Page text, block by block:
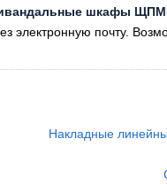
шкафы
электронную почту.
Накладные